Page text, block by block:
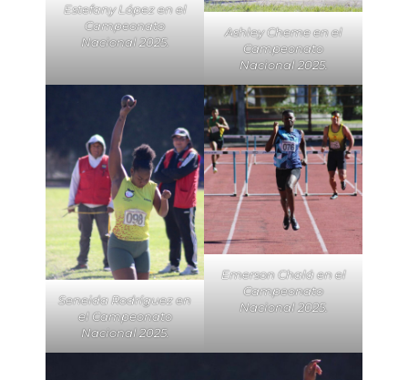
Estefany López en el
Campeonato
Nacional 2025.
Ashley Cheme en el
Campeonato
Nacional 2025.
Seneida Rodríguez en
el Campeonato
Nacional 2025.
Emerson Chalá en el
Campeonato
Nacional 2025.